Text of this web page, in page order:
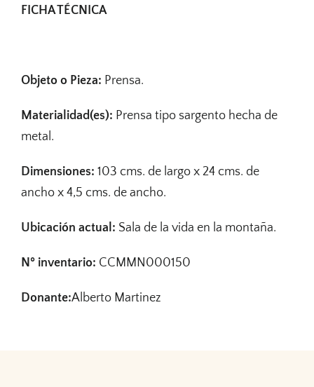
FICHA TÉCNICA
Objeto o Pieza: Prensa.
Materialidad(es): Prensa tipo sargento hecha de
metal.
Dimensiones: 103 cms. de largo x 24 cms. de
ancho x 4,5 cms. de ancho.
Ubicación actual: Sala de la vida en la montaña.
Nº inventario: CCMMN000150
Donante:Alberto Martinez